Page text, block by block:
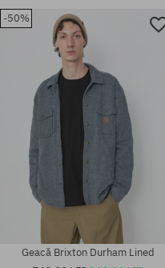
Mărimi existente:
-50%
Geacă Brixton Durham Lined